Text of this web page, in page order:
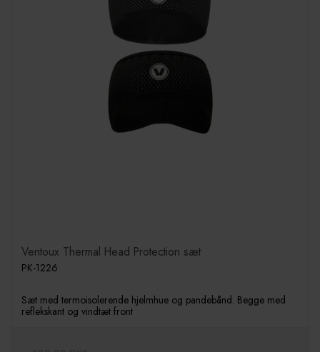
Ventoux Thermal Head Protection sæt
PK-1226
Sæt med termoisolerende hjelmhue og pandebånd. Begge med
reflekskant og vindtæt front